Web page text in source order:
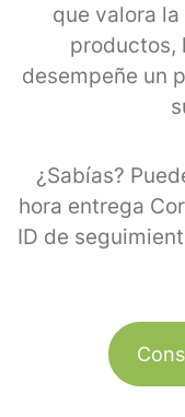
que valora
productos,
desempeñe un
¿Sabías?
hora entrega
ID de